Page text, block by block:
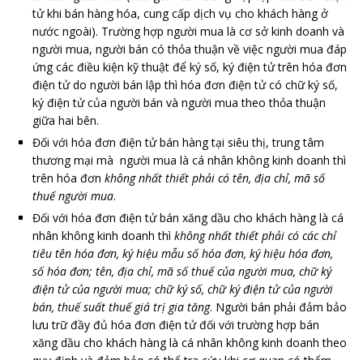
tử khi bán hàng hóa, cung cấp dịch vụ cho khách hàng ở
nước ngoài). Trường hợp người mua là cơ sở kinh doanh và
người mua, người bán có thỏa thuận về việc người mua đáp
ứng các điều kiện kỹ thuật để ký số, ký điện tử trên hóa đơn
điện tử do người bán lập thì hóa đơn điện tử có chữ ký số,
ký điện tử của người bán và người mua theo thỏa thuận
giữa hai bên.
Đối với hóa đơn điện tử bán hàng tại siêu thị, trung tâm
thương mại mà người mua là cá nhân không kinh doanh thì
trên hóa đơn không nhất thiết phải có tên, địa chỉ, mã số
thuế người mua.
Đối với hóa đơn điện tử bán xăng dầu cho khách hàng là cá
nhân không kinh doanh thì không nhất thiết phải có các chỉ
tiêu tên hóa đơn, ký hiệu mẫu số hóa đơn, ký hiệu hóa đơn,
số hóa đơn; tên, địa chỉ, mã số thuế của người mua, chữ ký
điện tử của người mua; chữ ký số, chữ ký điện tử của người
bán, thuế suất thuế giá trị gia tăng. Người bán phải đảm bảo
lưu trữ đầy đủ hóa đơn điện tử đối với trường hợp bán
xăng dầu cho khách hàng là cá nhân không kinh doanh theo